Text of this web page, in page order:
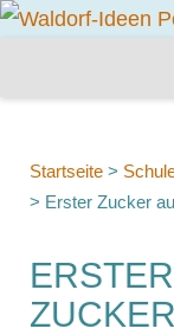
Startseite >
> Erster Zucker